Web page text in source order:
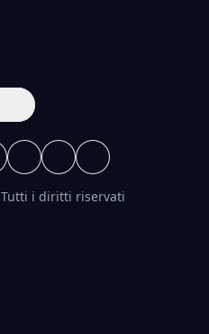
Tutti i diritti riservati